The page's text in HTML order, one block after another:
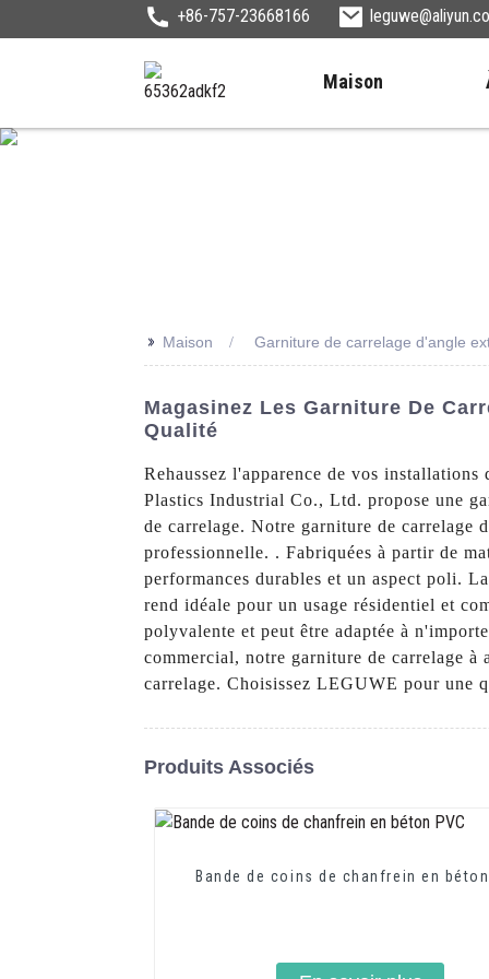
+86-757-23668166
Maison
>> Maison Garniture de carrelage d'angle
Magasinez Les Garniture De
Qualité
Rehaussez l'apparence de vos
Plastics Industrial Co., Ltd. propose une
de carrelage. Notre garniture de carrelage
professionnelle. . Fabriquées à partir de
performances durables et un aspect poli.
rend idéale pour un usage résidentiel et
polyvalente et peut être adaptée à
commercial, notre garniture de carrelage
carrelage. Choisissez LEGUWE pour une
Produits Associés
Bande de coins de chanfrein en béton